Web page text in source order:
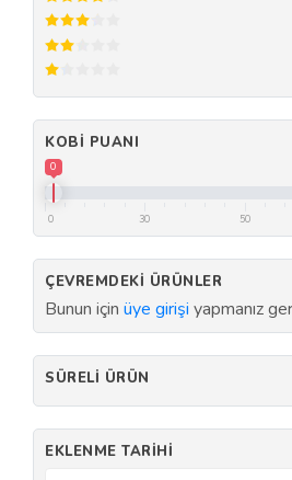
KOBI PUANI
0
0 30 50
ÇEVREMDEKI ÜRÜNLER
Bunun için üye girişi yapmanız
SÜRELI ÜRÜN
EKLENME TARIHI